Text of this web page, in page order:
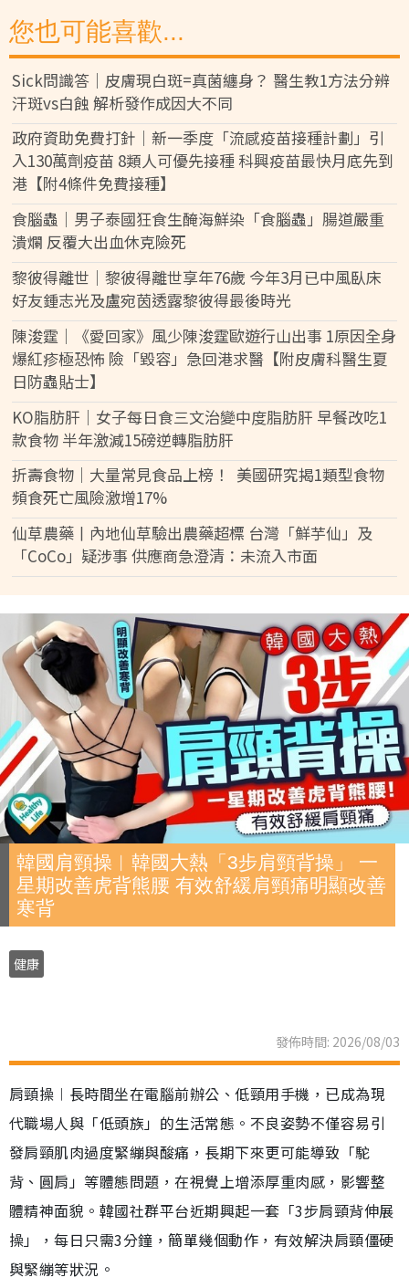
您也可能喜歡...
Sick問識答｜皮膚現白斑=真菌纏身？ 醫生教1方法分辨
汗斑vs白蝕 解析發作成因大不同
政府資助免費打針｜新一季度「流感疫苗接種計劃」引
入130萬劑疫苗 8類人可優先接種 科興疫苗最快月底先到
港【附4條件免費接種】
食腦蟲｜男子泰國狂食生醃海鮮染「食腦蟲」腸道嚴重
潰爛 反覆大出血休克險死
黎彼得離世｜黎彼得離世享年76歲 今年3月已中風臥床
好友鍾志光及盧宛茵透露黎彼得最後時光
陳浚霆｜《愛回家》風少陳浚霆歐遊行山出事 1原因全身
爆紅疹極恐怖 險「毀容」急回港求醫【附皮膚科醫生夏
日防蟲貼士】
KO脂肪肝｜女子每日食三文治變中度脂肪肝 早餐改吃1
款食物 半年激減15磅逆轉脂肪肝
折壽食物｜大量常見食品上榜！ 美國研究揭1類型食物
頻食死亡風險激增17%
仙草農藥丨內地仙草驗出農藥超標 台灣「鮮芋仙」及
「CoCo」疑涉事 供應商急澄清：未流入市面
韓國肩頸操︱韓國大熱「3步肩頸背操」 一
星期改善虎背熊腰 有效舒緩肩頸痛明顯改善
寒背
健康
發佈時間: 2026/08/03
肩頸操︱長時間坐在電腦前辦公、低頸用手機，已成為現
代職場人與「低頭族」的生活常態。不良姿勢不僅容易引
發肩頸肌肉過度緊繃與酸痛，長期下來更可能導致「駝
背、圓肩」等體態問題，在視覺上增添厚重肉感，影響整
體精神面貌。韓國社群平台近期興起一套「3步肩頸背伸展
操」，每日只需3分鐘，簡單幾個動作，有效解決肩頸僵硬
與緊繃等狀況。